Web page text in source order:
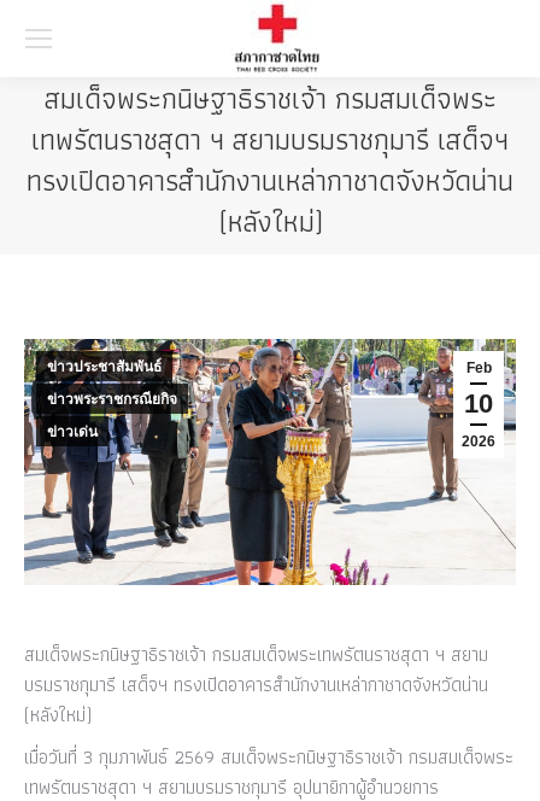
สมเด็จพระกนิษฐาธิราชเจ้า กรมสมเด็จพระ
เทพรัตนราชสุดา ฯ สยามบรมราชกุมารี เสด็จฯ
ทรงเปิดอาคารสำนักงานเหล่ากาชาดจังหวัดน่าน
(หลังใหม่)
Feb
10
2026
ข่าวประชาสัมพันธ์
ข่าวพระราชกรณียกิจ
ข่าวเด่น
สมเด็จพระกนิษฐาธิราชเจ้า กรมสมเด็จพระเทพรัตนราชสุดา ฯ สยาม
บรมราชกุมารี เสด็จฯ ทรงเปิดอาคารสำนักงานเหล่ากาชาดจังหวัดน่าน
(หลังใหม่)
เมื่อวันที่ 3 กุมภาพันธ์ 2569 สมเด็จพระกนิษฐาธิราชเจ้า กรมสมเด็จพระ
เทพรัตนราชสุดา ฯ สยามบรมราชกุมารี อุปนายิกาผู้อำนวยการ